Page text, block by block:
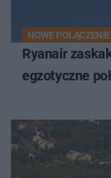
NOWE
Ryanair
egzotyczne